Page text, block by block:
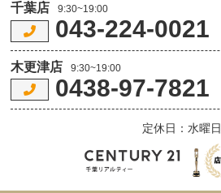
千葉店 9:30~19:00
043-224-0021
木更津店 9:30~19:00
0438-97-7821
定休日：水曜日